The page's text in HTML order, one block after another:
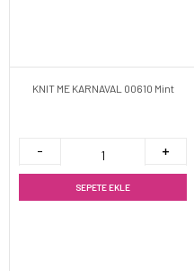
KNIT ME KARNAVAL 00610 Mint
SEPETE EKLE